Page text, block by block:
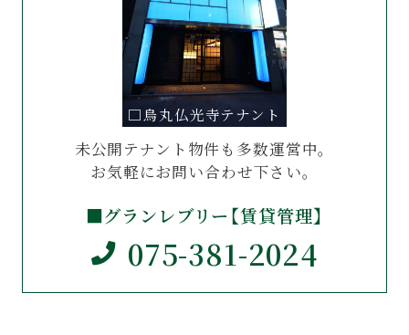
□烏丸仏光寺テナント
未公開テナント物件も多数運営中。
お気軽にお問い合わせ下さい。
■グランレブリー【賃貸管理】
075-381-2024